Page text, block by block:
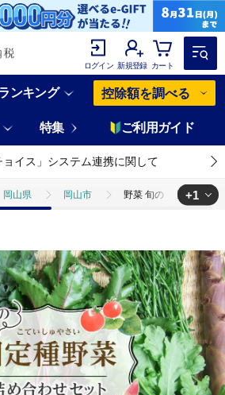
ログイン 新規登録 カート
ンキング 控除額を調べる
特集 ご利用ガイド
ョイス」システム連携に関して
岡山県 岡山市 野菜 旬の「固定種」
+1